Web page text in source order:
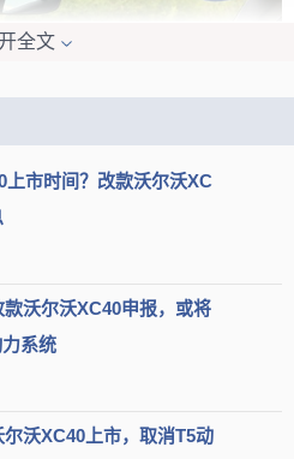
新款沃尔沃XC40上，中控台豪华感
。那新款沃尔沃XC40车内会有什么
改款的意义。
全文
上市时间？改款沃尔沃XC
款沃尔沃XC40申报，或将
系统
尔沃XC40上市，取消T5动